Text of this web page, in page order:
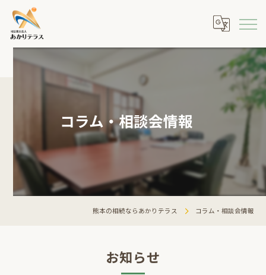
コラム・相談会情報
熊本の相続ならあかりテラス コラム・相談会情報
お知らせ